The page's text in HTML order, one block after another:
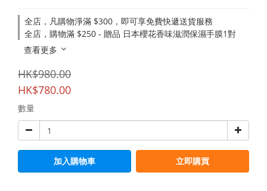
全店，凡購物淨滿 $300，即可享免費快遞送貨服務
全店，購物滿 $250 - 贈品 日本櫻花香味滋潤保濕手膜1對
查看更多
HK$980.00
HK$780.00
數量
加入購物車 立即購買